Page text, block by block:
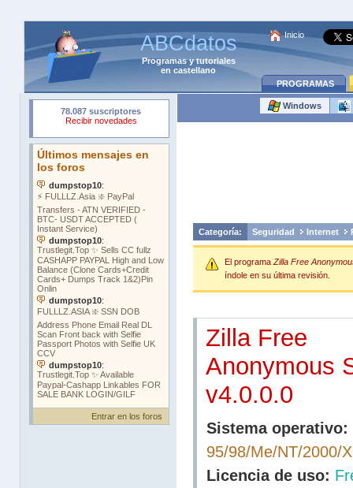
ABCdatos
Programasytutoriales
en castellano
Inicio
PROGRAMAS
Entrar en los foros
Windows
Categoría: Seguridad Internet
El programa Zilla Free
índole en su última revisión.
Zilla Free
Anonymous
v4.0.0.0
Sistema operativo:
95/98/Me/NT/2000/
Licencia de uso: